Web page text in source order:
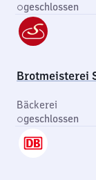
geschlossen
Brotmeisterei
Bäckerei
geschlossen